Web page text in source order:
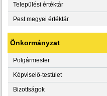
Települési értéktár
Pest megyei értéktár
Önkormányzat
Polgármester
Képviselő-testület
Bizottságok